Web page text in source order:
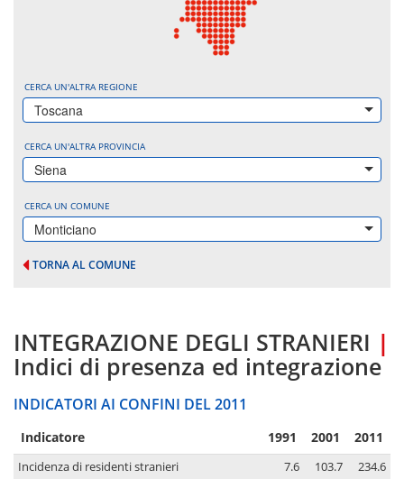
CERCA UN'ALTRA REGIONE
Toscana
CERCA UN'ALTRA PROVINCIA
Siena
CERCA UN COMUNE
Monticiano
TORNA AL COMUNE
INTEGRAZIONE DEGLI STRANIERI |
Indici di presenza ed integrazione
INDICATORI AI CONFINI DEL 2011
Indicatore 1991 2001 2011
Incidenza di residenti stranieri 7.6 103.7
234.6